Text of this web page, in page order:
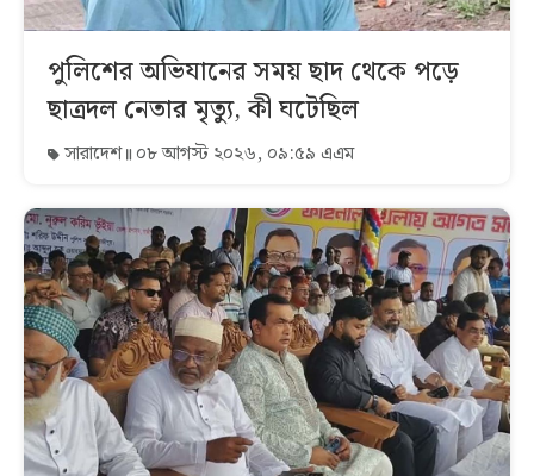
পুলিশের অভিযানের সময় ছাদ থেকে পড়ে
ছাত্রদল নেতার মৃত্যু, কী ঘটেছিল
সারাদেশ ০৮ আগস্ট ২০২৬, ০৯:৫৯ এএম